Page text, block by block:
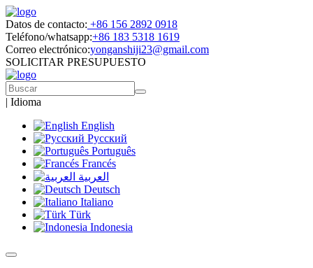
Datos de contacto: +86 156 2892 0918
Teléfono/whatsapp:+86 183 5318 1619
Correo electrónico:yonganshiji23@gmail.com
SOLICITAR PRESUPUESTO
| Idioma
English
Русский
Português
Francés
العربية
Deutsch
Italiano
Türk
Indonesia